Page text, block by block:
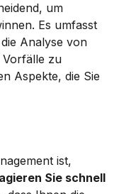
um
Es umfasst
Analyse von
zu
Aspekte, die Sie
ist,
Sie schnell